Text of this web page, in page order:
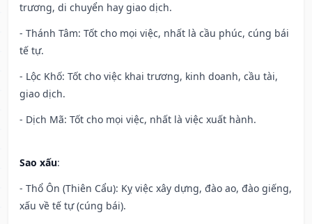
trương, di chuyển hay giao dịch.
- Thánh Tâm: Tốt cho mọi việc, nhất là cầu phúc, cúng bái
tế tự.
- Lộc Khố: Tốt cho việc khai trương, kinh doanh, cầu tài,
giao dịch.
- Dịch Mã: Tốt cho mọi việc, nhất là việc xuất hành.
Sao xấu:
- Thổ Ôn (Thiên Cẩu): Kỵ việc xây dựng, đào ao, đào giếng,
xấu về tế tự (cúng bái).